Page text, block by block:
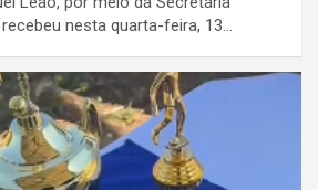
nesta quarta-feira, 13…